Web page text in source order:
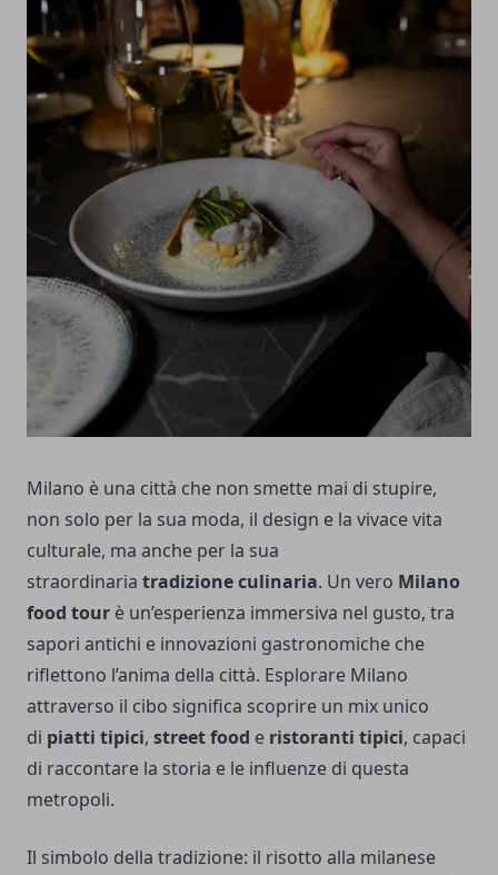
Milano è una città che non smette mai di stupire,
non solo per la sua moda, il design e la vivace vita
culturale, ma anche per la sua
straordinaria tradizione culinaria. Un vero Milano
food tour è un’esperienza immersiva nel gusto, tra
sapori antichi e innovazioni gastronomiche che
riflettono l’anima della città. Esplorare Milano
attraverso il cibo significa scoprire un mix unico
di piatti tipici, street food e ristoranti tipici, capaci
di raccontare la storia e le influenze di questa
metropoli.
Il simbolo della tradizione: il risotto alla milanese